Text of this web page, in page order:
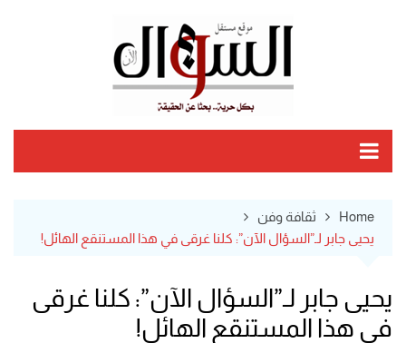
Home
ثقافة وفن
يحيى جابر لـ”السؤال الآن”: كلنا غرقى في هذا المستنقع الهائل!
يحيى جابر لـ”السؤال الآن”: كلنا غرقى
في هذا المستنقع الهائل!